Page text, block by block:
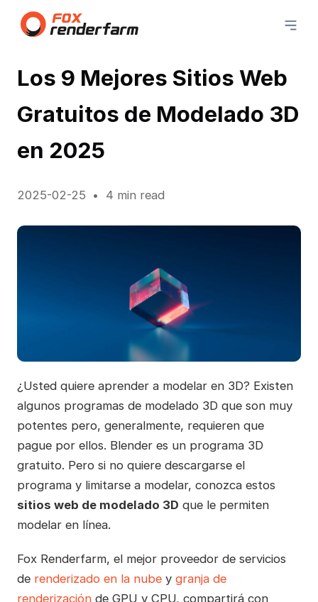
Los 9 Mejores Sitios Web
Gratuitos de Modelado 3D
en 2025
2025-02-25 4 min read
¿Usted quiere aprender a modelar en 3D? Existen
algunos programas de modelado 3D que son muy
potentes pero, generalmente, requieren que
pague por ellos. Blender es un programa 3D
gratuito. Pero si no quiere descargarse el
programa y limitarse a modelar, conozca estos
sitios web de modelado 3D que le permiten
modelar en línea.
Fox Renderfarm, el mejor proveedor de servicios
de renderizado en la nubey granja de
renderizaciónde GPU y CPU, compartirá con